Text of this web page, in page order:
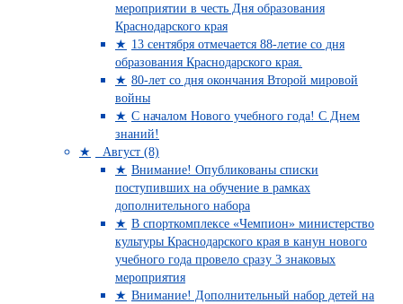
мероприятии в честь Дня образования
Краснодарского края
13 сентября отмечается 88-летие со дня
образования Краснодарского края.
80-лет со дня окончания Второй мировой
войны
С началом Нового учебного года! С Днем
знаний!
Август (8)
Внимание! Опубликованы списки
поступивших на обучение в рамках
дополнительного набора
В спорткомплексе «Чемпион» министерство
культуры Краснодарского края в канун нового
учебного года провело сразу 3 знаковых
мероприятия
Внимание! Дополнительный набор детей на